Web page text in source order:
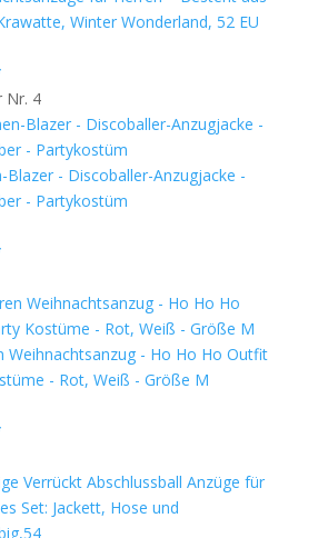
Winter Wonderland, 52 EU
Nr. 4
Blazer - Discoballer-Anzugjacke -
- Partykostüm
Weihnachtsanzug - Ho Ho Ho Outfit
- Rot, Weiß - Größe M